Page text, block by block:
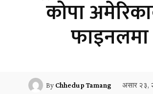
कोपा
फाइनलमा
By Chhedup Tamang असार २३,